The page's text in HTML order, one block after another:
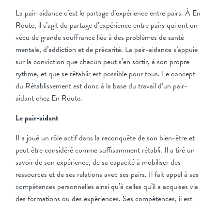
La pair-aidance c’est le partage d’expérience entre pairs. À En
Route, il s’agit du partage d’expérience entre pairs qui ont un
vécu de grande souffrance liée à des problèmes de santé
mentale, d’addiction et de précarité. La pair-aidance s’appuie
sur la conviction que chacun peut s’en sortir, à son propre
rythme, et que se rétablir est possible pour tous. Le concept
du Rétablissement est donc à la base du travail d’un pair-
aidant chez En Route.
Le pair-aidant
Il a joué un rôle actif dans la reconquête de son bien-être et
peut être considéré comme suffisamment rétabli. Il a tiré un
savoir de son expérience, de sa capacité à mobiliser des
ressources et de ses relations avec ses pairs. Il fait appel à ses
compétences personnelles ainsi qu’à celles qu’il a acquises via
des formations ou des expériences. Ses compétences, il est